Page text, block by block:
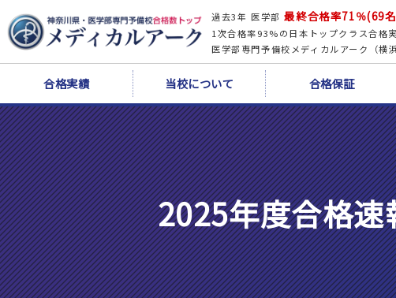
過去3年 医学部最終合格率71％(69
1次合格率93%の日本トップクラス合格
医学部専門予備校メディカルアーク（横浜
合格実績 当校について 合格保証
2025年度合格